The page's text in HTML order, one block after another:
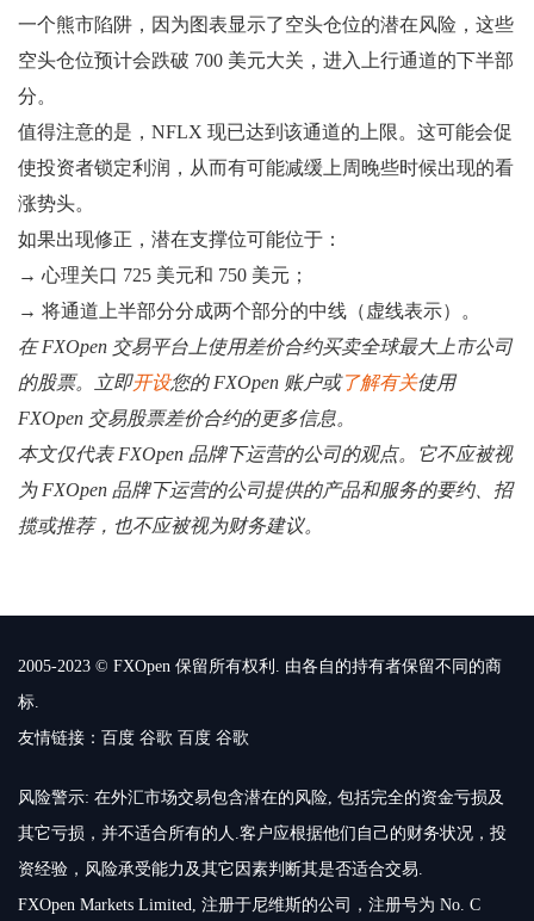
一个熊市陷阱，因为图表显示了空头仓位的潜在风险，这些
空头仓位预计会跌破 700 美元大关，进入上行通道的下半部
分。
值得注意的是，NFLX 现已达到该通道的上限。这可能会促
使投资者锁定利润，从而有可能减缓上周晚些时候出现的看
涨势头。
如果出现修正，潜在支撑位可能位于：
→ 心理关口 725 美元和 750 美元；
→ 将通道上半部分分成两个部分的中线（虚线表示）。
在 FXOpen 交易平台上使用差价合约买卖全球最大上市公司
的股票。立即开设您的 FXOpen 账户或了解有关使用
FXOpen 交易股票差价合约的更多信息。
本文仅代表 FXOpen 品牌下运营的公司的观点。它不应被视
为 FXOpen 品牌下运营的公司提供的产品和服务的要约、招
揽或推荐，也不应被视为财务建议。
2005-2023 © FXOpen 保留所有权利. 由各自的持有者保留不同的商
标.
友情链接： 百度 谷歌 百度 谷歌
风险警示: 在外汇市场交易包含潜在的风险, 包括完全的资金亏损及
其它亏损，并不适合所有的人.客户应根据他们自己的财务状况，投
资经验，风险承受能力及其它因素判断其是否适合交易.
FXOpen Markets Limited, 注册于尼维斯的公司，注册号为 No. C